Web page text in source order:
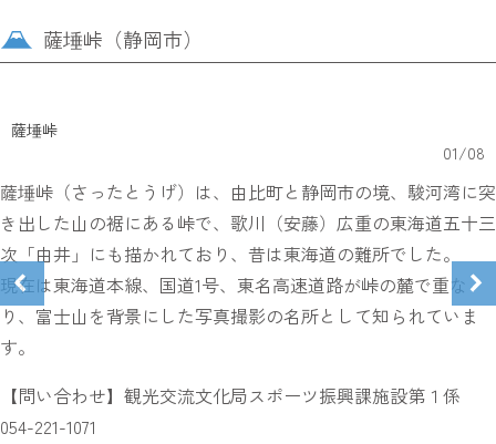
薩埵峠（静岡市）
薩埵峠
01/08
薩埵峠（さったとうげ）は、由比町と静岡市の境、駿河湾に突
き出した山の裾にある峠で、歌川（安藤）広重の東海道五十三
次「由井」にも描かれており、昔は東海道の難所でした。
現在は東海道本線、国道1号、東名高速道路が峠の麓で重な
り、富士山を背景にした写真撮影の名所として知られていま
す。
【問い合わせ】観光交流文化局スポーツ振興課施設第１係
054-221-1071